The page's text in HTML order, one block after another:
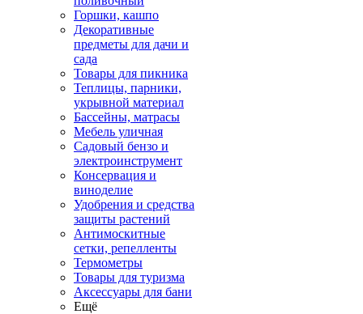
Горшки, кашпо
Декоративные
предметы для дачи и
сада
Товары для пикника
Теплицы, парники,
укрывной материал
Бассейны, матрасы
Мебель уличная
Садовый бензо и
электроинструмент
Консервация и
виноделие
Удобрения и средства
защиты растений
Антимоскитные
сетки, репелленты
Термометры
Товары для туризма
Аксессуары для бани
Ещё